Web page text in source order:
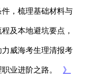
，梳理基础材料与
及本地避坑要点，
威海考生理清报考
业进阶之路。 》